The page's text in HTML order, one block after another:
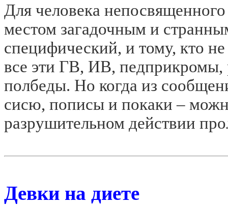
Для человека
местом загадочным и
специфический, и тому, кто
все эти ГВ, ИВ, педприкромы,
полбеды. Но когда из
сисю, пописы и покаки –
разрушительном действии
Девки на диете